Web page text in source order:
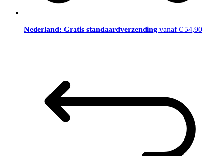
Nederland: Gratis standaardverzending vanaf € 54,90